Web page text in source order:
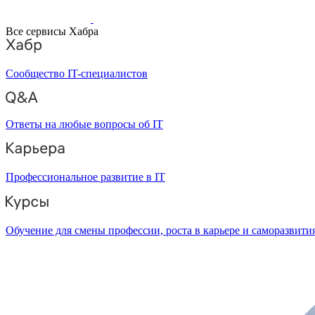
Все сервисы Хабра
Сообщество IT-специалистов
Ответы на любые вопросы об IT
Профессиональное развитие в IT
Обучение для смены профессии, роста в карьере и